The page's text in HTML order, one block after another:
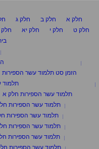
חלק א
חלק ב חלק ג
חלק ט
חלק י חלק יא חלק
הזמן סט תלמוד עשר הספירות
תלמוד
תלמוד עשר הספירות חלק א
תלמוד עשר הספירות
תלמוד עשר הספירות
תלמוד עשר הספירות
תלמוד עשר הספירות
תלמוד עשר הספירות